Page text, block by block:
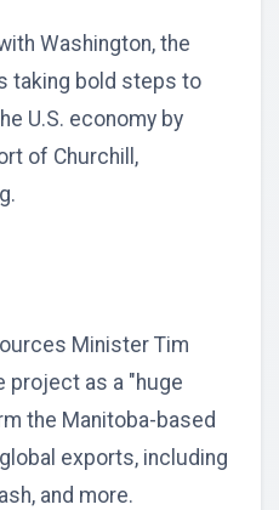
Washington, the
taking bold steps to
U.S. economy by
of Churchill,
Minister Tim
project as a "huge
the Manitoba-based
exports, including
and more.